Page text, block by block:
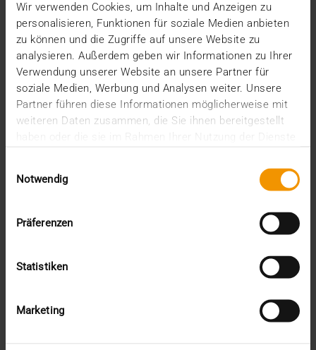
Wir verwenden Cookies, um Inhalte und Anzeigen zu
personalisieren, Funktionen für soziale Medien anbieten
zu können und die Zugriffe auf unsere Website zu
analysieren. Außerdem geben wir Informationen zu Ihrer
Verwendung unserer Website an unsere Partner für
soziale Medien, Werbung und Analysen weiter. Unsere
Partner führen diese Informationen möglicherweise mit
weiteren Daten zusammen, die Sie ihnen bereitgestellt
Notwendig
Präferenzen
Statistiken
Marketing
DICOM e-mail compatible IHE - enfin !
En décembre, nous avons rendu compte de la
proposition de correction 408 "Best practice for the…